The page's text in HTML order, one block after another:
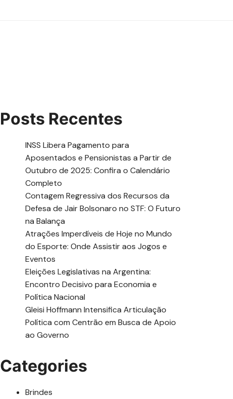
Posts Recentes
INSS Libera Pagamento para
Aposentados e Pensionistas a Partir de
Outubro de 2025: Confira o Calendário
Completo
Contagem Regressiva dos Recursos da
Defesa de Jair Bolsonaro no STF: O Futuro
na Balança
Atrações Imperdíveis de Hoje no Mundo
do Esporte: Onde Assistir aos Jogos e
Eventos
Eleições Legislativas na Argentina:
Encontro Decisivo para Economia e
Política Nacional
Gleisi Hoffmann Intensifica Articulação
Política com Centrão em Busca de Apoio
ao Governo
Categories
Brindes